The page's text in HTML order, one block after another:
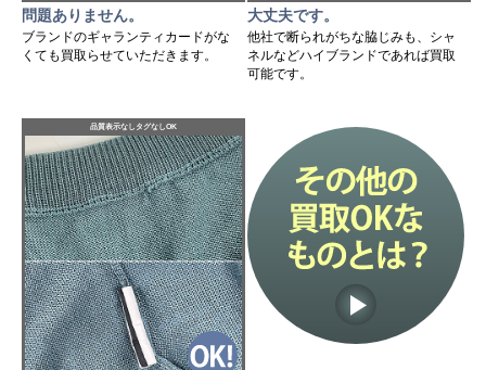
問題ありません。
ブランドのギャランティカードがな
くても買取らせていただきます。
大丈夫です。
他社で断られがちな脇じみも、シャ
ネルなどハイブランドであれば買取
可能です。
品質表示なしタグなしOK